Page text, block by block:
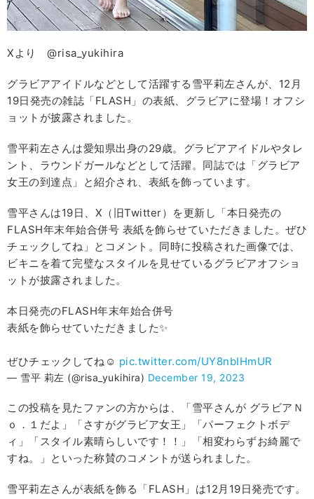
Xより @risa_yukihira
グラビアアイドルなどとして活躍する雪平莉左さんが、12月
19日発売の雑誌「FLASH」の表紙、グラビアに登場！オフシ
ョットが披露されました。
雪平莉左さんは愛知県出身の29歳。グラビアアイドルやタレ
ント、ラウンドガールなどとして活躍。同誌では「グラビア
女王の到達点」と紹介され、表紙を飾っています。
雪平さんは19日、X（旧Twitter）を更新し「本日発売の
FLASH年末年始合併号 表紙を飾らせていただきました。ぜひ
チェックしてね」とコメント。同時に投稿された画像では、
ビキニを着て完璧なスタイルを見せているグラビアオフショ
ットが披露されました。
本日発売のFLASH年末年始合併号
表紙を飾らせていただきました✨
ぜひチェックしてね☺︎ pic.twitter.com/UY8nbIHmUR
— 雪平 莉左 (@risa_yukihira) December 19, 2023
この投稿を見たファンの方からは、「雪平さんが グラビアＮ
ｏ．１だよ」「さすがグラビア女王」「パーフェクトボデ
ィ」「スタイル素晴らしいです！！」「相変わらずお綺麗で
すね。」といった称賛のコメントが送られました。
雪平莉左さんが表紙を飾る「FLASH」は12月19日発売です。